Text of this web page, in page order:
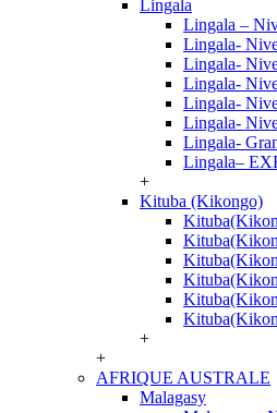
Lingala
Lingala –
Lingala-
Lingala-
Lingala-
Lingala-
Lingala-
Lingala-
Lingala–
+
Kituba (Kikongo)
+
+
AFRIQUE AUSTRALE
Malagasy